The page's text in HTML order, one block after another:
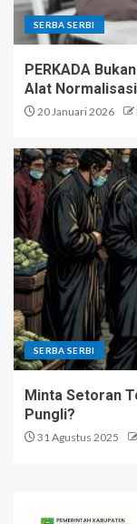
SERBA SERBI
PERKADA
Alat
20 Januari 2026
SERBA SERBI
Minta Setoran
Pungli?
31 Agustus 2025